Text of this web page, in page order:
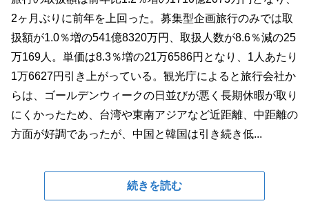
2ヶ月ぶりに前年を上回った。募集型企画旅行のみでは取
扱額が1.0％増の541億8320万円、取扱人数が8.6％減の25
万169人。単価は8.3％増の21万6586円となり、1人あたり
1万6627円引き上がっている。観光庁によると旅行会社か
らは、ゴールデンウィークの日並びが悪く長期休暇が取り
にくかったため、台湾や東南アジアなど近距離、中距離の
方面が好調であったが、中国と韓国は引き続き低...
続きを読む